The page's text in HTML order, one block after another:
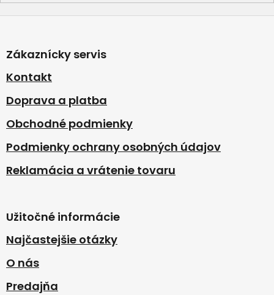
p
ä
e
Zákaznícky servis
Kontakt
Doprava a platba
Obchodné podmienky
Podmienky ochrany osobných údajov
Reklamácia a vrátenie tovaru
Užitočné informácie
Najčastejšie otázky
O nás
Predajňa